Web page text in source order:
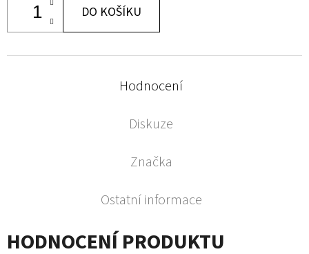
DO KOŠÍKU
Hodnocení
Diskuze
Značka
Ostatní informace
HODNOCENÍ PRODUKTU